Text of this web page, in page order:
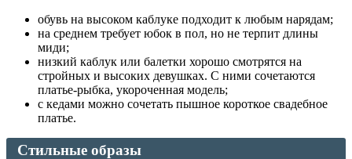
обувь на высоком каблуке подходит к любым нарядам;
на среднем требует юбок в пол, но не терпит длины
миди;
низкий каблук или балетки хорошо смотрятся на
стройных и высоких девушках. С ними сочетаются
платье-рыбка, укороченная модель;
с кедами можно сочетать пышное короткое свадебное
платье.
Стильные образы